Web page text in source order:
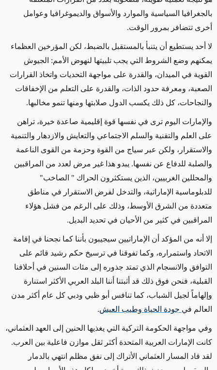
بالجغرافيا السياسية والموارد والأسواق والديموغرافيا وعوامل
أخرى تتضافر بمرور الوقت.
لا أحد يستطيع أن يتنبأ بالمستقبل بالضبط، لكن المؤرخين العظماء
يمكنهم وضع الشروط التي يجب تلبيتها لنهوض الأمم: الجيوش
القوية في الميدان، والقدرة على مواجهة التحديات واتخاذ القرارات
الصعبة، ومعرفة حدود الذات، والقدرة على التعلم من الإخفاقات
والنجاحات، كل ذلك يكسب الدول صلابتها ومنها تنمو مخالبها.
والإمارات اليوم ترى في نفسها قوة إقليمية صاعدة خيرة، تراهن
على العلم والتقنية والسلم الاجتماعي والتعايش والازدهار والتنمية
والاستقرار، ولكن عبر سياج من القوة وحزمة من القوى الناعمة
والصلبة للدفاع عن نفسها. يبدو هذا غير مرض لعدد من المراقبين
والمحللين الغربيين، الذين يستكثرون الحراك " الصاخب"
للدبلوماسية الإماراتية، والتدخل لفرض الاستقرار في مناطق
متعددة من الشرق الأوسط، وذلك على الرغم من فشل هؤلاء
المراقبين في كثير من الأحيان في تحديد البديل.
إلا أنه من المؤكد أن الإماراتيين سيجيبون بأننا كما نجحنا في إقامة
الاتحاد واستمراره، وكما تفوقنا في ترسيخ حكم رشيد قائم على
التوافق والانسجام الذي تمتد جذوره إلى مئات السنين في أحلافنا
القبلية، فنحن فوق ذلك قد أثبتنا أننا البلد العربي الأكثر استنارة
وإلهاماً لجيل الشباب، كما تنافس أبو ظبي ودبي كل عام أكثر مدن
العالم في جودة الحياة وطيب العيش.
وفي مواجهة الحكومة التركية التي يغذيها الحنين إلى العهد العثماني،
كانت الإمارات العربية المتحدة أكثر ثقل موازن فاعلية بين العرب.
لقد قاد المسار العثماني الأتراك إلى نفق مظلم انتهي بالدمار